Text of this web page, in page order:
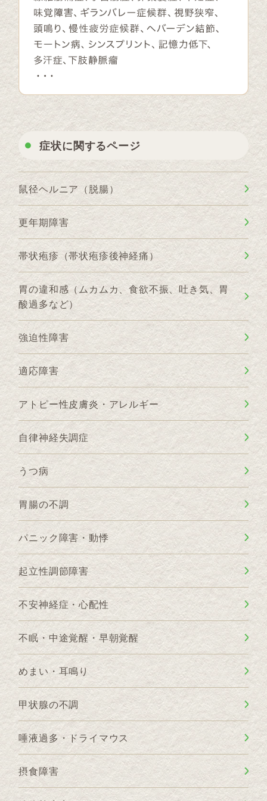
症状に関するページ
鼠径ヘルニア（脱腸）
更年期障害
帯状疱疹（帯状疱疹後神経痛）
胃の違和感（ムカムカ、食欲不振、吐き気、胃
酸過多など）
強迫性障害
適応障害
アトピー性皮膚炎・アレルギー
自律神経失調症
うつ病
胃腸の不調
パニック障害・動悸
起立性調節障害
不安神経症・心配性
不眠・中途覚醒・早朝覚醒
めまい・耳鳴り
甲状腺の不調
唾液過多・ドライマウス
摂食障害